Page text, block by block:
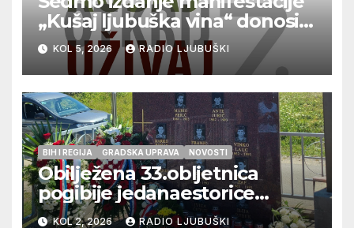
„Kušaj ljubuška vina“ donosi
vrhunska vina, gastronomiju i
glazbu
KOL 5, 2026 RADIO LJUBUŠKI
BIH I REGIJA GRADSKA UPRAVA NOVOSTI
Obilježena 33.obljetnica
pogibije jedanaestorice
ljubuških branitelja
KOL 2, 2026 RADIO LJUBUŠKI